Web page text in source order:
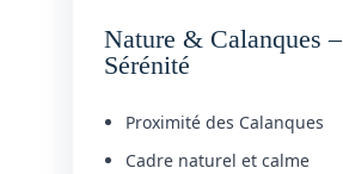
Nature & Calanques –
Sérénité
Proximité des Calanques
Cadre naturel et calme